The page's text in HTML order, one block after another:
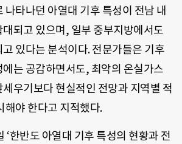
나타나던 아열대 기후 특성이 전남 내
되고 있으며, 일부 중부지방에서도
있다는 분석이다. 전문가들은 기후
는 공감하면서도, 최악의 온실가스
우기보다 현실적인 전망과 지역별 적
해야 한다고 지적했다.
‘한반도 아열대 기후 특성의 현황과 전